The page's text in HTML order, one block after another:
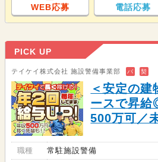
WEB応募 電話応募
PICK UP
テイケイ株式会社 施設警備事業部 バ 契
＜安定の
ースで昇
500万可／
職種 常駐施設警備